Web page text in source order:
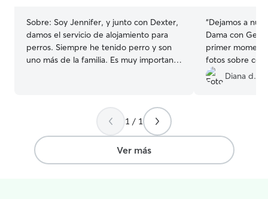
Sobre: Soy Jennifer, y junto con Dexter,
damos el servicio de alojamiento para
perros. Siempre he tenido perro y son
uno más de la familia. Es muy importante
donde poder estar tomando el sol, jugar,
correr y paseos por la montaña,
conociendo a otros vecinos de cuatro
patas y explorando nuevos lugares.
También en los momentos de descanso
“Dejamos a
Dama con
primer
fotos sobre
Dama y se la
cómoda. Sin
Diana d.
1 / 1
Ver más